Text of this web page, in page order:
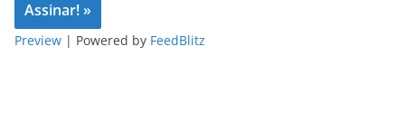
Preview | Powered by FeedBlitz